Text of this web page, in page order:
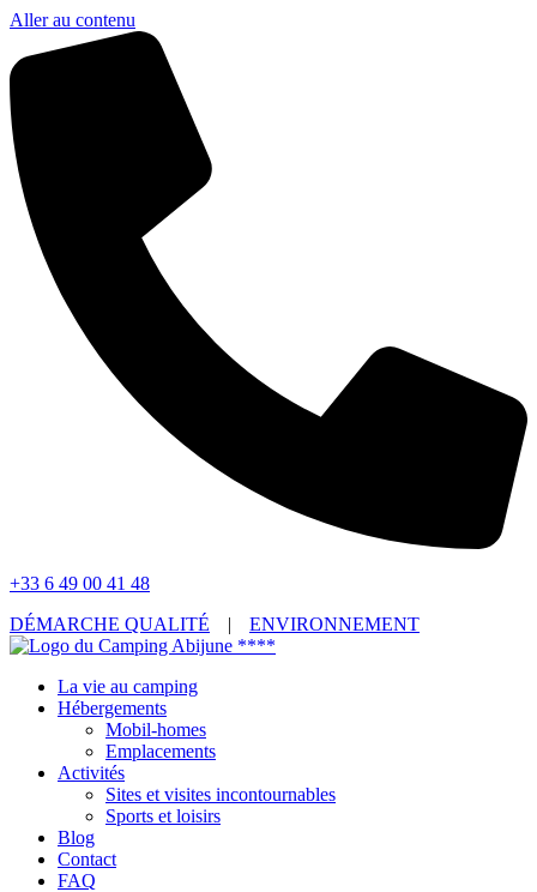
Aller au contenu
+33 6 49 00 41 48
DÉMARCHE QUALITÉ
| ENVIRONNEMENT
La vie au camping
Hébergements
Mobil-homes
Emplacements
Activités
Sites et visites incontournables
Sports et loisirs
Blog
Contact
FAQ